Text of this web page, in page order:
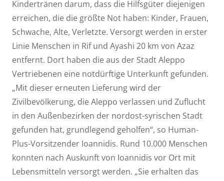
Kindertränen darum, dass die Hilfsgüter diejenigen
erreichen, die die größte Not haben: Kinder, Frauen,
Schwache, Alte, Verletzte. Versorgt werden in erster
Linie Menschen in Rif und Ayashi 20 km von Azaz
entfernt. Dort haben die aus der Stadt Aleppo
Vertriebenen eine notdürftige Unterkunft gefunden.
„Mit dieser erneuten Lieferung wird der
Zivilbevölkerung, die Aleppo verlassen und Zuflucht
in den Außenbezirken der nordost-syrischen Stadt
gefunden hat, grundlegend geholfen“, so Human-
Plus-Vorsitzender Ioannidis. Rund 10.000 Menschen
konnten nach Auskunft von Ioannidis vor Ort mit
Lebensmitteln versorgt werden. „Sie erhalten das